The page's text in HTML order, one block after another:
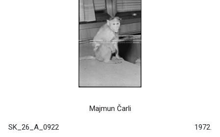
Majmun Čarli
SK_26_A_0922 1972.